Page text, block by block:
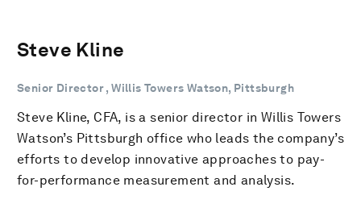
Steve Kline
Senior Director , Willis Towers Watson, Pittsburgh
Steve Kline, CFA, is a senior director in Willis Towers
Watson’s Pittsburgh office who leads the company’s
efforts to develop innovative approaches to pay-
for-performance measurement and analysis.